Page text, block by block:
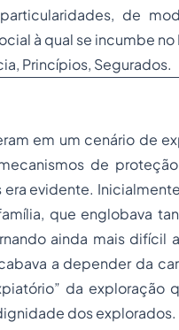
de
à qual se incumbe no
Princípios, Segurados.
em um cenário de
de
evidente.
que englobava
ainda mais difícil
a depender da
da exploração
dos explorados.